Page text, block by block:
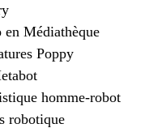
Médiathèque
Poppy
homme-robot
robotique